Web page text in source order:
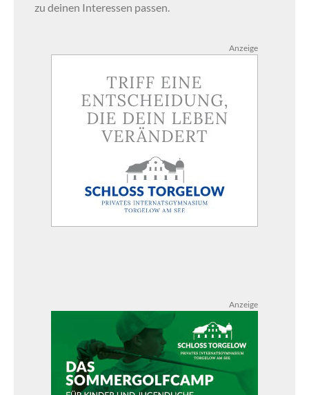
zu deinen Interessen passen.
Anzeige
Anzeige